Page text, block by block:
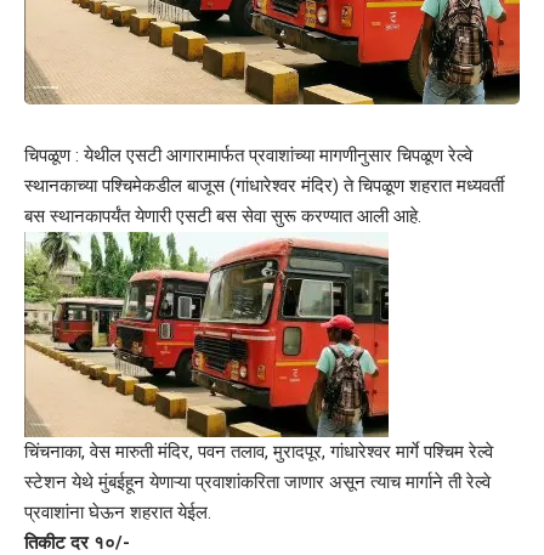
चिपळूण : येथील एसटी आगारामार्फत प्रवाशांच्या मागणीनुसार चिपळूण रेल्वे
स्थानकाच्या पश्चिमेकडील बाजूस (गांधारेश्वर मंदिर) ते चिपळूण शहरात मध्यवर्ती
बस स्थानकापर्यंत येणारी एसटी बस सेवा सुरू करण्यात आली आहे.
चिंचनाका, वेस मारुती मंदिर, पवन तलाव, मुरादपूर, गांधारेश्वर मार्गे पश्चिम रेल्वे
स्टेशन येथे मुंबईहून येणाऱ्या प्रवाशांकरिता जाणार असून त्याच मार्गाने ती रेल्वे
प्रवाशांना घेऊन शहरात येईल.
तिकीट दर १०/-